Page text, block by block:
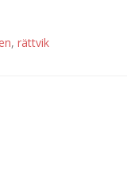
, rättvik